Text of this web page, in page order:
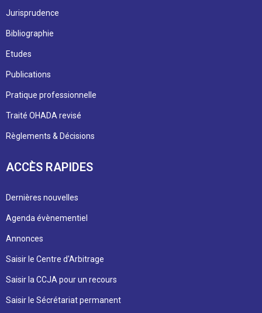
Jurisprudence
Bibliographie
Etudes
Publications
Pratique professionnelle
Traité OHADA revisé
Règlements & Décisions
ACCÈS RAPIDES
Dernières nouvelles
Agenda évènementiel
Annonces
Saisir le Centre d'Arbitrage
Saisir la CCJA pour un recours
Saisir le Sécrétariat permanent